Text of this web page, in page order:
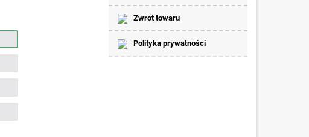
Zwrot towaru
Polityka prywatności